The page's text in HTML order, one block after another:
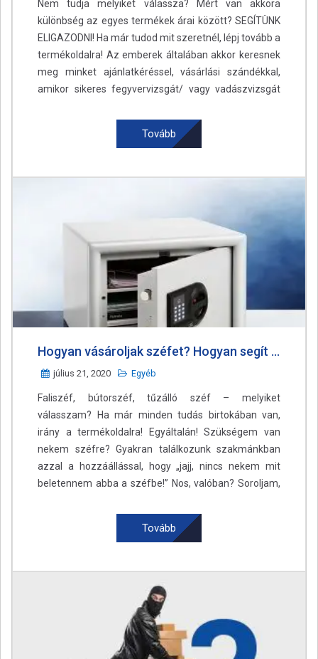
Nem tudja melyiket válassza? Mért van akkora
különbség az egyes termékek árai között? SEGÍTÜNK
ELIGAZODNI! Ha már tudod mit szeretnél, lépj tovább a
termékoldalra! Az emberek általában akkor keresnek
meg minket ajánlatkéréssel, vásárlási szándékkal,
amikor sikeres fegyvervizsgát/ vagy vadászvizsgát
Tovább
Hogyan vásároljak széfet? Hogyan segít megvédeni értékeinket egy széf?
július 21, 2020 Egyéb
Faliszéf, bútorszéf, tűzálló széf – melyiket
válasszam? Ha már minden tudás birtokában van,
irány a termékoldalra! Egyáltalán! Szükségem van
nekem széfre? Gyakran találkozunk szakmánkban
azzal a hozzáállással, hogy „jajj, nincs nekem mit
beletennem abba a széfbe!” Nos, valóban? Soroljam,
Tovább